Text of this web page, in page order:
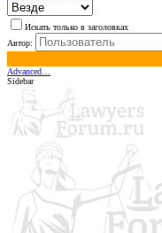
Искать только в заголовках
Автор:
Advanced…
Sidebar